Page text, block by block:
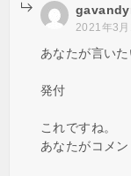
2021年3
あなたが言い
発付
これですね。
あなたがコメ